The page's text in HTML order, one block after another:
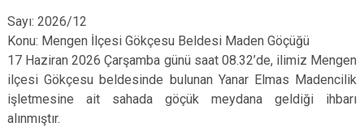
Sayı: 2026/12
Konu: Mengen İlçesi Gökçesu Beldesi Maden Göçüğü
17 Haziran 2026 Çarşamba günü saat 08.32’de, ilimiz Mengen
ilçesi Gökçesu beldesinde bulunan Yanar Elmas Madencilik
işletmesine ait sahada göçük meydana geldiği ihbarı
alınmıştır.